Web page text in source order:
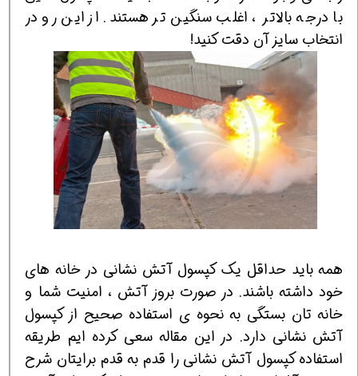
با درجه بالاتر ، اغلب سنگین تر هستند. از این رو در
انتخاب سایز آن دقت کنید!
همه باید حداقل یک کپسول آتش نشانی در خانه های
خود داشته باشند. در صورت بروز آتش ، امنیت شما و
خانه تان بستگی به نحوه ی استفاده صحیح از کپسول
آتش نشانی دارد. در این مقاله سعی کرده ایم طریقه
استفاده کپسول آتش نشانی را قدم به قدم برایتان شرح